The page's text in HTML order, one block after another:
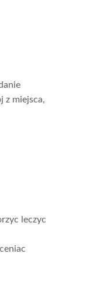
z miejsca,
leczyc